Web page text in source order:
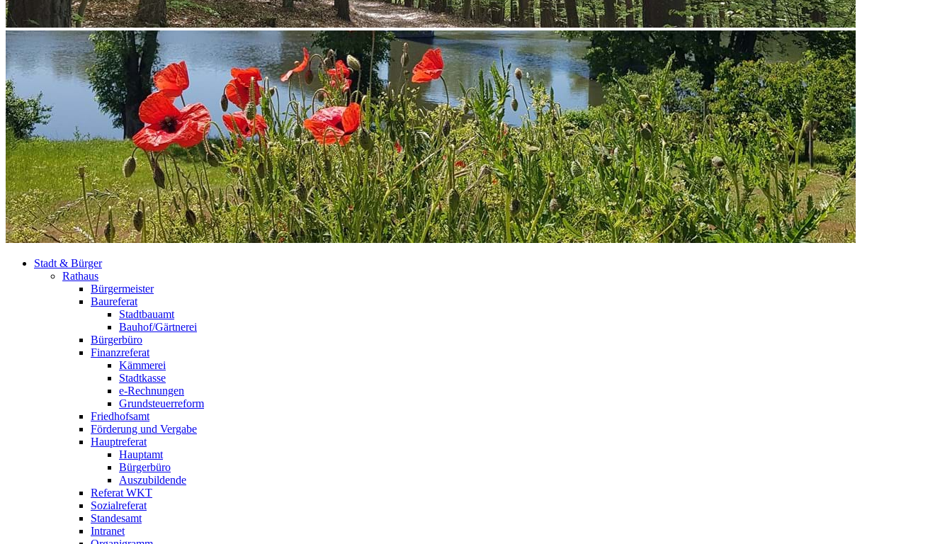
Stadt & Bürger
Rathaus
Bürgermeister
Baureferat
Stadtbauamt
Bauhof/Gärtnerei
Bürgerbüro
Finanzreferat
Kämmerei
Stadtkasse
e-Rechnungen
Grundsteuerreform
Friedhofsamt
Förderung und Vergabe
Hauptreferat
Hauptamt
Bürgerbüro
Auszubildende
Referat WKT
Sozialreferat
Standesamt
Intranet